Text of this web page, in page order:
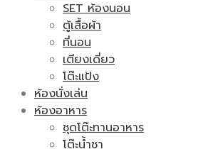
SET ห้องนอน
ตู้เสื้อผ้า
ที่นอน
เตียงเดี่ยว
โต๊ะแป้ง
ห้องนั่งเล่น
ห้องอาหาร
ชุดโต๊ะทานอาหาร
โต๊ะน้ำชา